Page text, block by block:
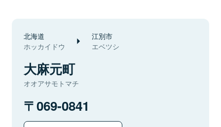
北海道
ホッカイドウ
江別市
エベツシ
大麻元町
オオアサモトマチ
069-0841